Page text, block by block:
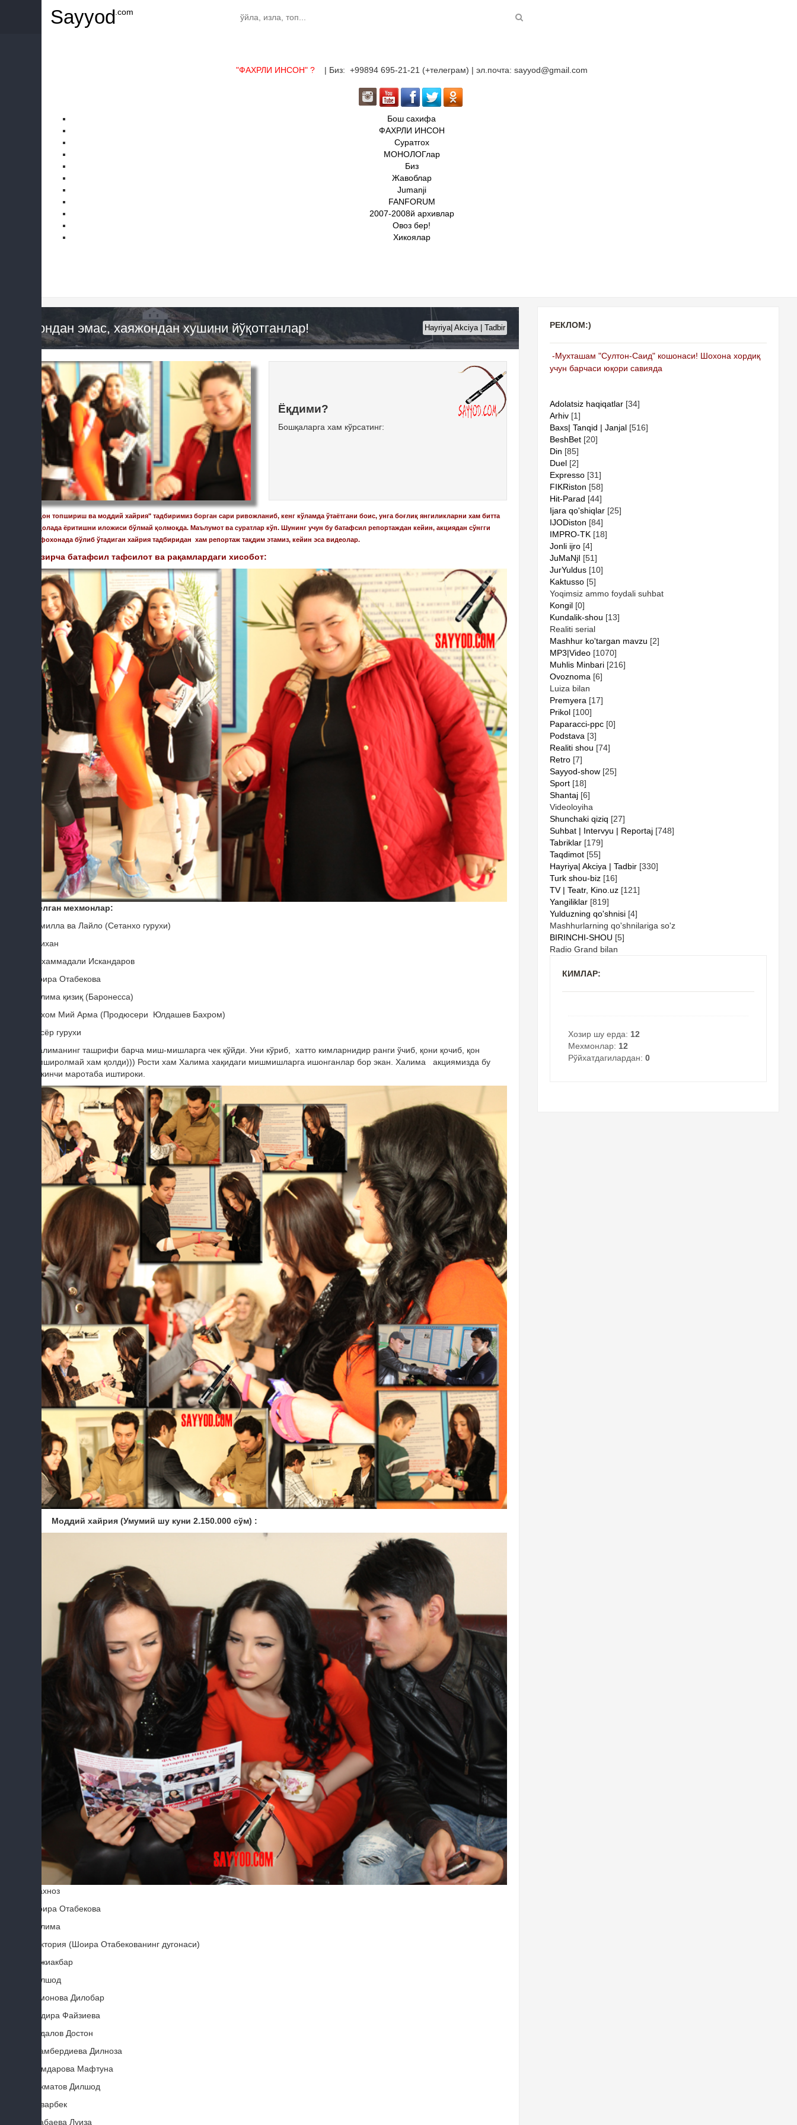
Sayyod .com
"ФАХРЛИ ИНСОН" ? | Биз: +99894 695-21-21 (+телеграм) | эл.почта: sayyod@gmail.com
Бош сахифа
ФАХРЛИ ИНСОН
Суратгох
МОНОЛОГлар
Биз
Жавоблар
Jumanji
FANFORUM
2007-2008й архивлар
Овоз бер!
Хикоялар
Қондан эмас, хаяжондан хушини йўқотганлар! Hayriya| Akciya | Tadbir
Ёқдими?
Бошқаларга хам кўрсатинг:
"Қон топшириш ва моддий хайрия" тадбиримиз борган сари ривожланиб, кенг кўламда ўтаётгани боис, унга боғлиқ янгиликларни хам битта
мақолада ёритишни иложиси бўлмай қолмоқда. Маълумот ва суратлар кўп. Шунинг учун бу батафсил репортаждан кейин, акциядан сўнгги
шифохонада бўлиб ўтадиган хайрия тадбиридан хам репортаж тақдим этамиз, кейин эса видеолар.
Хозирча батафсил тафсилот ва рақамлардаги хисобот:
Келган мехмонлар:
Камилла ва Лайло (Сетанхо гурухи)
Алихан
Мухаммадали Искандаров
Шоира Отабекова
Халима қизиқ (Баронесса)
Илхом Мий Арма (Продюсери Юлдашев Бахром)
Бисёр гурухи
Халиманинг ташрифи барча миш-мишларга чек қўйди. Уни кўриб, хатто кимларнидир ранги ўчиб, қони қочиб, қон
топширолмай хам қолди))) Рости хам Халима хақидаги мишмишларга ишонганлар бор экан. Халима акциямизда бу
иккинчи маротаба иштироки.
Моддий хайрия (Умумий шу куни 2.150.000 сўм) :
Шахноз
Шоира Отабекова
Халима
Виктория (Шоира Отабекованинг дугонаси)
Хожиакбар
Дилшод
Усмонова Дилобар
Нодира Файзиева
Бадалов Достон
Эгамбердиева Дилноза
Намдарова Мафтуна
Хикматов Дилшод
Анварбек
Атабаева Луиза
РЕКЛОМ:)
-Мухташам "Султон-Саид" кошонаси! Шохона хордиқ
учун барчаси юқори савияда
Adolatsiz haqiqatlar [34]
Arhiv [1]
Baxs| Tanqid | Janjal [516]
BeshBet [20]
Din [85]
Duel [2]
Expresso [31]
FIKRiston [58]
Hit-Parad [44]
Ijara qo'shiqlar [25]
IJODiston [84]
IMPRO-TK [18]
Jonli ijro [4]
JuMaNjI [51]
JurYuldus [10]
Kaktusso [5]
Yoqimsiz ammo foydali suhbat
Kongil [0]
Kundalik-shou [13]
Realiti serial
Mashhur ko'targan mavzu [2]
MP3|Video [1070]
Muhlis Minbari [216]
Ovoznoma [6]
Luiza bilan
Premyera [17]
Prikol [100]
Paparacci-ppc [0]
Podstava [3]
Realiti shou [74]
Retro [7]
Sayyod-show [25]
Sport [18]
Shantaj [6]
Videoloyiha
Shunchaki qiziq [27]
Suhbat | Intervyu | Reportaj [748]
Tabriklar [179]
Taqdimot [55]
Hayriya| Akciya | Tadbir [330]
Turk shou-biz [16]
TV | Teatr, Kino.uz [121]
Yangiliklar [819]
Yulduzning qo'shnisi [4]
Mashhurlarning qo'shnilariga so'z
BIRINCHI-SHOU [5]
Radio Grand bilan
КИМЛАР:
Хозир шу ерда: 12
Мехмонлар: 12
Рўйхатдагилардан: 0